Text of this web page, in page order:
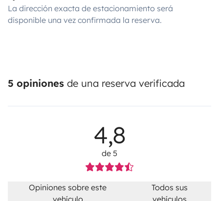
La dirección exacta de estacionamiento será
disponible una vez confirmada la reserva.
5 opiniones de una reserva verificada
4,8
de 5
Opiniones sobre este
vehículo
Todos sus
vehículos